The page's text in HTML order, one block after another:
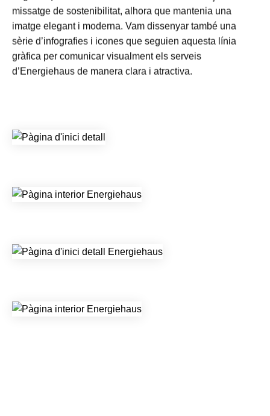
missatge de sostenibilitat, alhora que mantenia una
imatge elegant i moderna. Vam dissenyar també una
sèrie d’infografies i icones que seguien aquesta línia
gràfica per comunicar visualment els serveis
d’Energiehaus de manera clara i atractiva.